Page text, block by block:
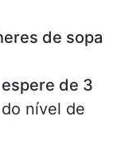
de sopa
espere de 3
nível de